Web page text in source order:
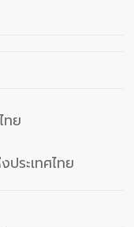
ทย
ระเทศไทย